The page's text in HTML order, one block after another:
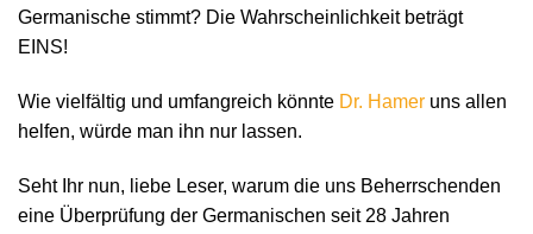
Germanische stimmt? Die Wahrscheinlichkeit beträgt
EINS!
Wie vielfältig und umfangreich könnte Dr. Hamer uns allen
helfen, würde man ihn nur lassen.
Seht Ihr nun, liebe Leser, warum die uns Beherrschenden
eine Überprüfung der Germanischen seit 28 Jahren